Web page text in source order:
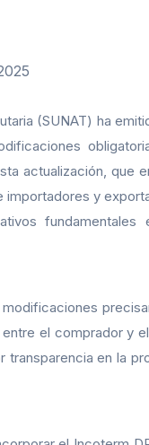
(SUNAT) ha
actualización, que
importadores y
fundamentales
el comprador y
en la